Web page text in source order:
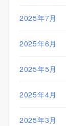
2025年7月
2025年6月
2025年5月
2025年4月
2025年3月